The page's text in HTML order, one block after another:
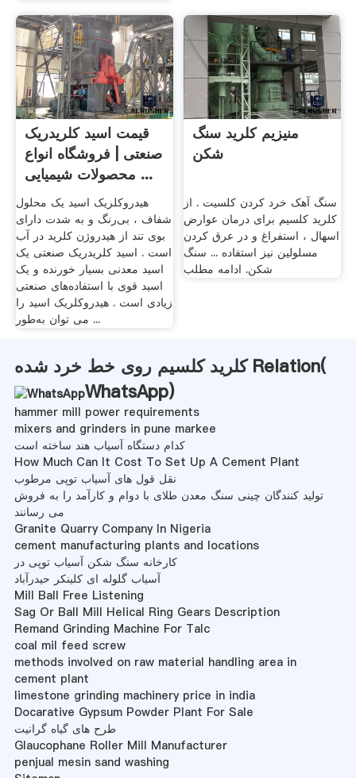
قیمت اسید کلریدریک
صنعتی | فروشگاه انواع
محصولات شیمیایی ...
هیدروکلریک اسید یک محلول
شفاف ، بی‌رنگ و به شدت دارای
بوی تند از هیدروژن کلرید در آب
است . اسید کلریدریک صنعتی یک
اسید معدنی بسیار خورنده و یک
اسید قوی با استفاده‌های صنعتی
زیادی است . هیدروکلریک اسید را
می توان به‌طور ...
منیزیم کلرید سنگ
شکن
سنگ آهک خرد کردن کلسیت . از
کلرید کلسیم برای درمان عوارض
اسهال ، استفراغ و در عرق کردن
مسلولین نیز استفاده ... سنگ
شکن. ادامه مطلب
کلرید کلسیم روی خط خرد شده Relation(
WhatsApp)
hammer mill power requirements
mixers and grinders in pune markee
کدام دستگاه آسیاب هند ساخته است
How Much Can It Cost To Set Up A Cement Plant
نقل قول های آسیاب توپی مرطوب
تولید کنندگان چینی سنگ معدن طلای با دوام و کارآمد را به فروش
می رسانند
Granite Quarry Company In Nigeria
cement manufacturing plants and locations
کارخانه سنگ شکن آسیاب توپی در
آسیاب گلوله ای کلینکر حیدرآباد
Mill Ball Free Listening
Sag Or Ball Mill Helical Ring Gears Description
Remand Grinding Machine For Talc
coal mil feed screw
methods involved on raw material handling area in
cement plant
limestone grinding machinery price in india
Docarative Gypsum Powder Plant For Sale
طرح های گیاه گرانیت
Glaucophane Roller Mill Manufacturer
penjual mesin sand washing